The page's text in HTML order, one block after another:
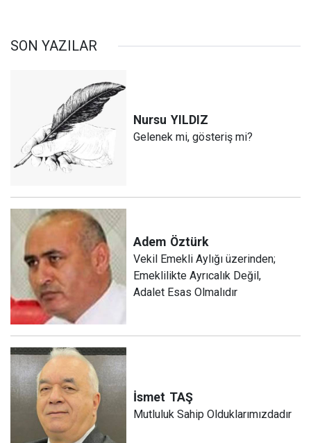
SON YAZILAR
Nursu YILDIZ
Gelenek mi, gösteriş mi?
Adem Öztürk
Vekil Emekli Aylığı üzerinden;
Emeklilikte Ayrıcalık Değil,
Adalet Esas Olmalıdır
İsmet TAŞ
Mutluluk Sahip Olduklarımızdadır